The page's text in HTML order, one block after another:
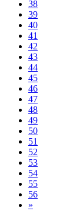
38
39
40
41
42
43
44
45
46
47
48
49
50
51
52
53
54
55
56
»